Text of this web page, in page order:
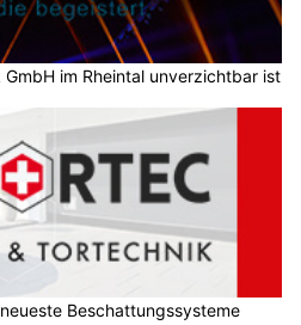
im Rheintal unverzichtbar ist
Beschattungssysteme